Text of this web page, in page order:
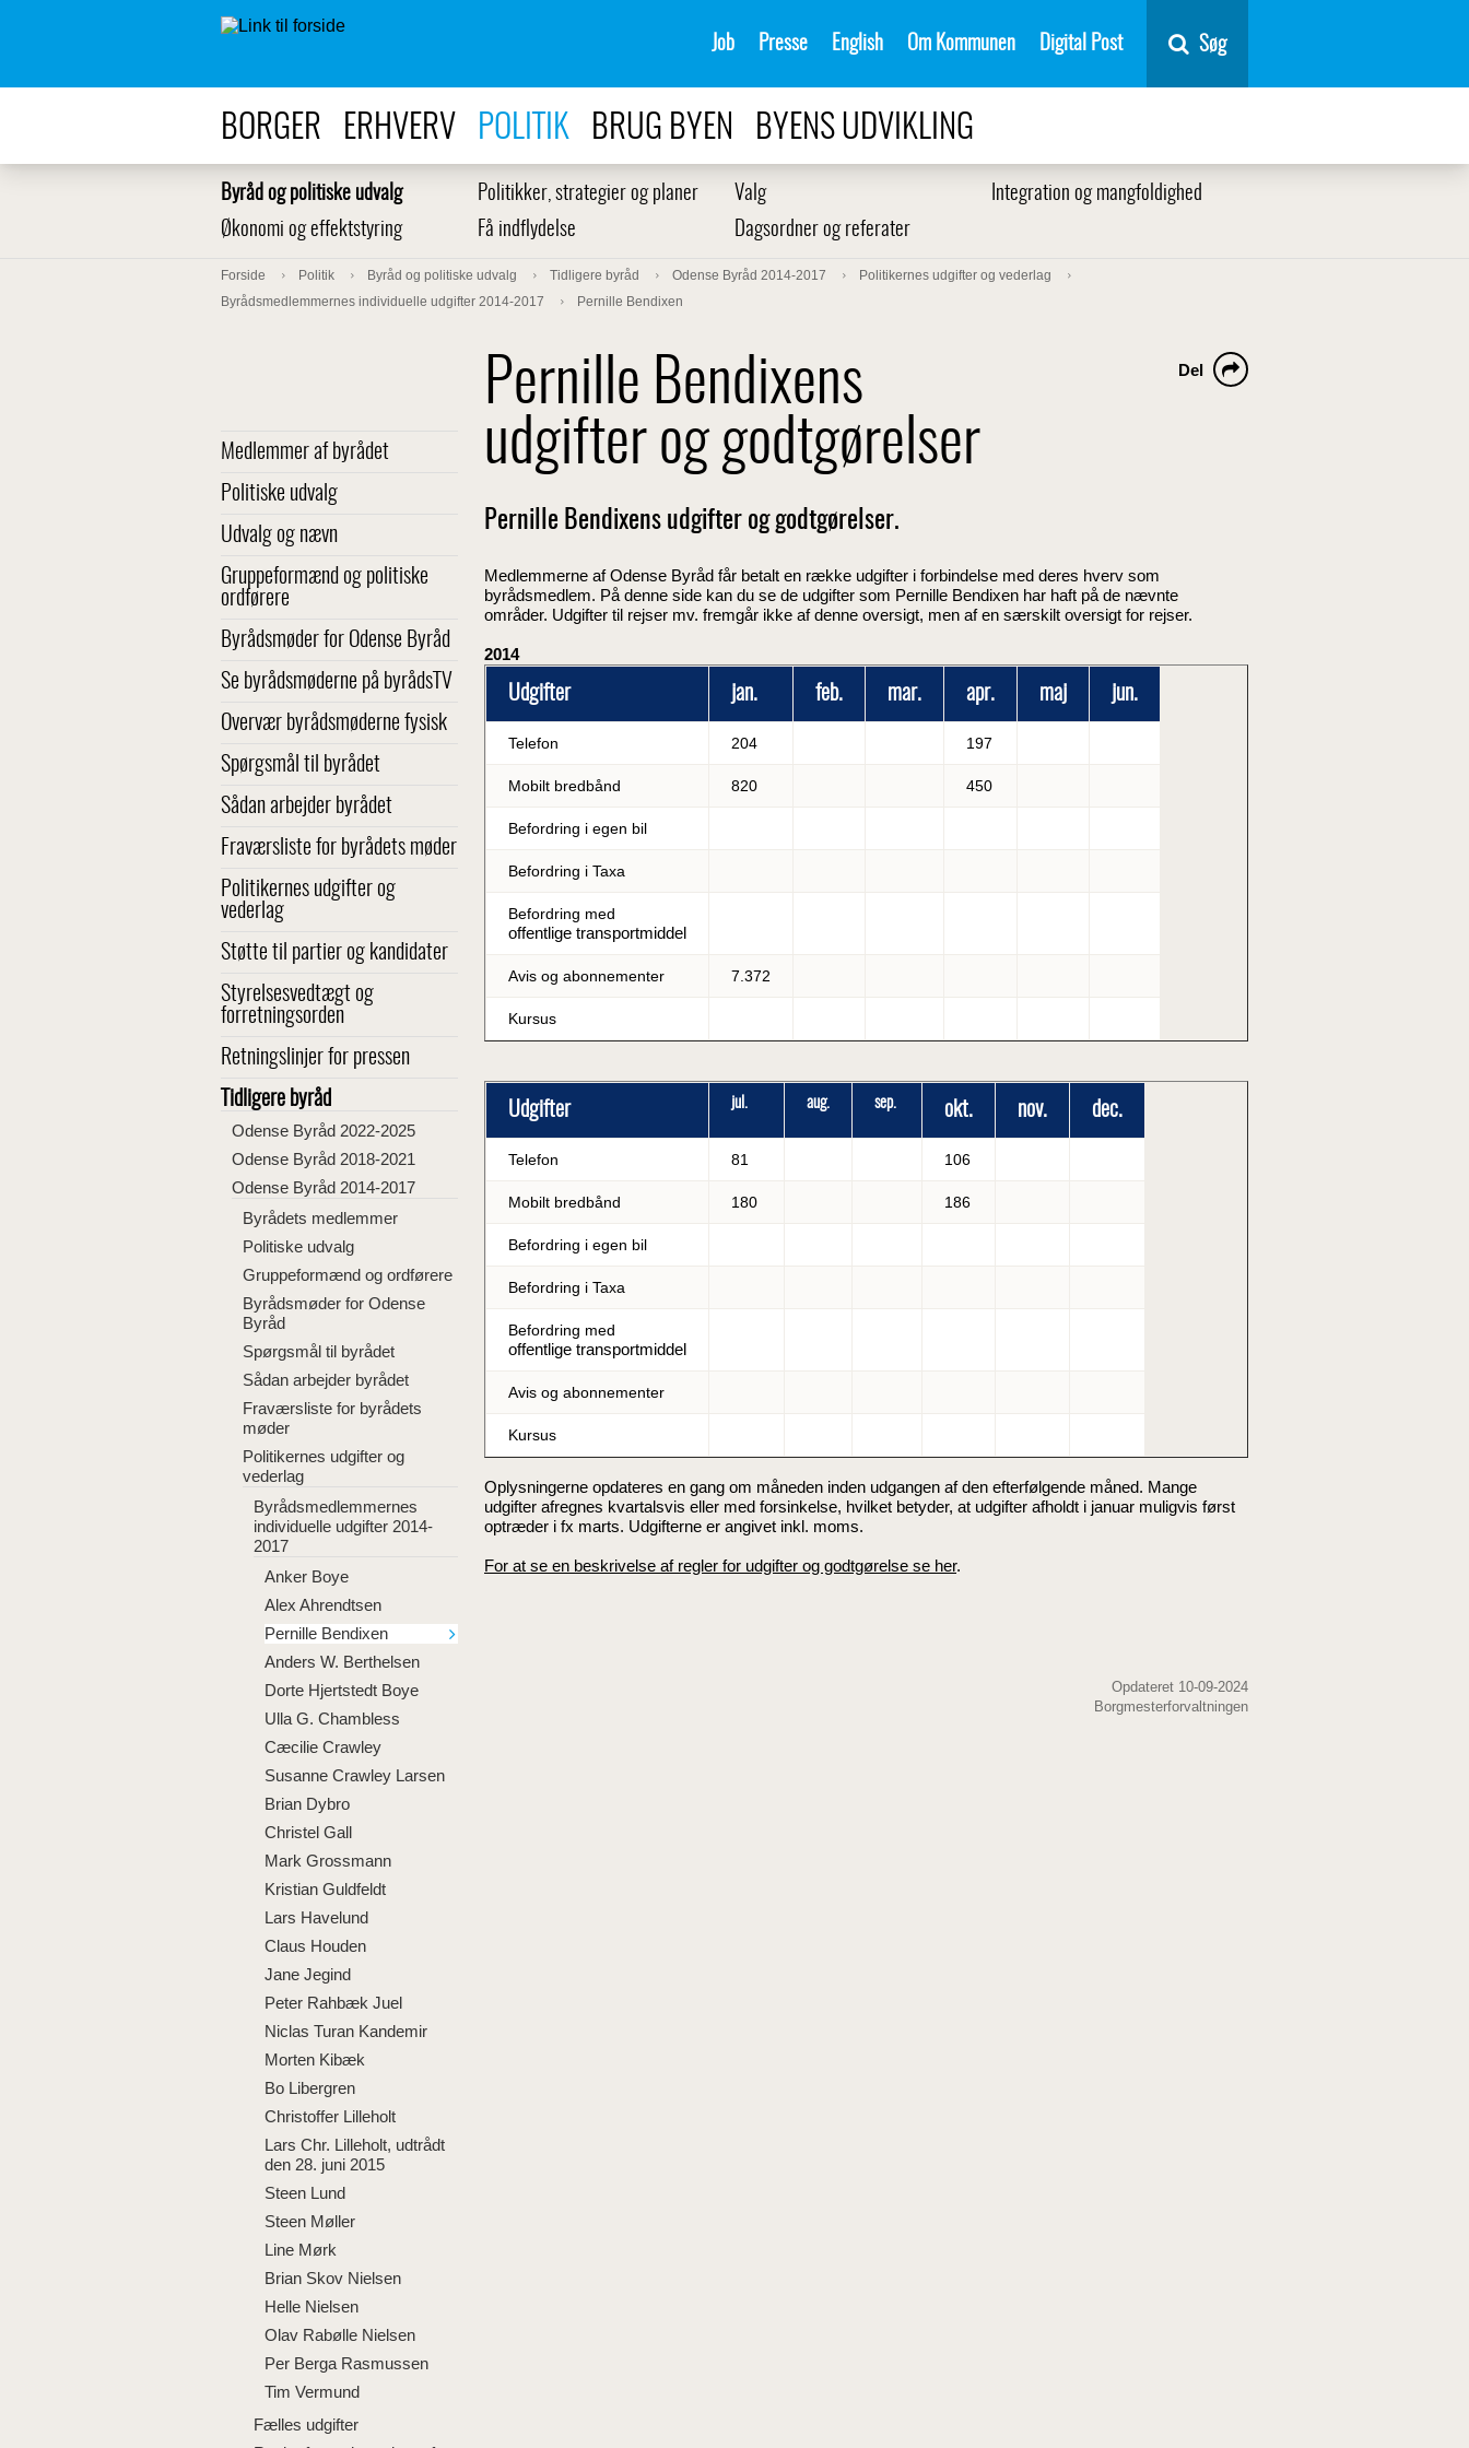
Job Presse English Om Kommunen Digital Post Søg
BORGER ERHVERV POLITIK BRUG BYEN BYENS UDVIKLING
Byråd og politiske udvalg Politikker, strategier og planer Valg
Integration og mangfoldighed
Økonomi og effektstyring
Få indflydelse Dagsordner og referater
Forside Politik Byråd og politiske udvalg Tidligere byråd Odense Byråd 2014-2017
Politikernes udgifter og vederlag
Byrådsmedlemmernes individuelle udgifter 2014-2017
Pernille Bendixen
Medlemmer af byrådet
Politiske udvalg
Udvalg og nævn
Gruppeformænd og politiske
ordførere
Byrådsmøder for Odense Byråd
Se byrådsmøderne på byrådsTV
Overvær byrådsmøderne fysisk
Spørgsmål til byrådet
Sådan arbejder byrådet
Fraværsliste for byrådets møder
Politikernes udgifter og
vederlag
Støtte til partier og kandidater
Styrelsesvedtægt og
forretningsorden
Retningslinjer for pressen
Tidligere byråd
Odense Byråd 2022-2025
Odense Byråd 2018-2021
Odense Byråd 2014-2017
Byrådets medlemmer
Politiske udvalg
Gruppeformænd og ordførere
Byrådsmøder for Odense
Byråd
Spørgsmål til byrådet
Sådan arbejder byrådet
Fraværsliste for byrådets
møder
Politikernes udgifter og
vederlag
Byrådsmedlemmernes
individuelle udgifter 2014-
2017
Anker Boye
Alex Ahrendtsen
Pernille Bendixen
Anders W. Berthelsen
Dorte Hjertstedt Boye
Ulla G. Chambless
Cæcilie Crawley
Susanne Crawley Larsen
Brian Dybro
Christel Gall
Mark Grossmann
Kristian Guldfeldt
Lars Havelund
Claus Houden
Jane Jegind
Peter Rahbæk Juel
Niclas Turan Kandemir
Morten Kibæk
Bo Libergren
Christoffer Lilleholt
Lars Chr. Lilleholt, udtrådt
den 28. juni 2015
Steen Lund
Steen Møller
Line Mørk
Brian Skov Nielsen
Helle Nielsen
Olav Rabølle Nielsen
Per Berga Rasmussen
Tim Vermund
Fælles udgifter
Pernille Bendixens
udgifter og godtgørelser
Del
Pernille Bendixens udgifter og godtgørelser.
Medlemmerne af Odense Byråd får betalt en række udgifter i forbindelse med deres hverv som
byrådsmedlem. På denne side kan du se de udgifter som Pernille Bendixen har haft på de nævnte
områder. Udgifter til rejser mv. fremgår ikke af denne oversigt, men af en særskilt oversigt for rejser.
2014
Udgifter jan. feb. mar. apr. maj jun.
Telefon 204 197
Mobilt bredbånd 820 450
Befordring i egen bil
Befordring i Taxa
Befordring med
offentlige transportmiddel
Avis og abonnementer 7.372
Kursus
Udgifter jul. aug. sep. okt. nov. dec.
Telefon 81 106
Mobilt bredbånd 180 186
Befordring i egen bil
Befordring i Taxa
Befordring med
offentlige transportmiddel
Avis og abonnementer
Kursus
Oplysningerne opdateres en gang om måneden inden udgangen af den efterfølgende måned. Mange
udgifter afregnes kvartalsvis eller med forsinkelse, hvilket betyder, at udgifter afholdt i januar muligvis først
optræder i fx marts. Udgifterne er angivet inkl. moms.
For at se en beskrivelse af regler for udgifter og godtgørelse se her.
Opdateret 10-09-2024
Borgmesterforvaltningen